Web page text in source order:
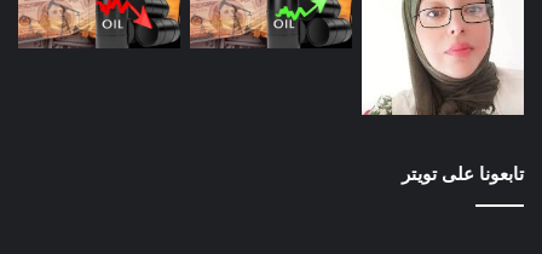
تابعونا على تويتر